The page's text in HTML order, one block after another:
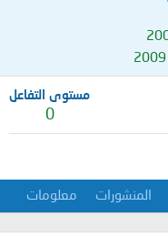
مستوى التفاعل
0
المنشورات معلومات